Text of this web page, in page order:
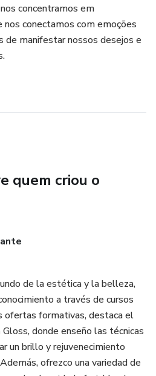
concentramos em
conectamos com emoções
de manifestar nossos desejos e
quem criou o
de la estética y la belleza,
a través de cursos
ofertas formativas, destaca el
donde enseño las técnicas
un brillo y rejuvenecimiento
ofrezco una variedad de